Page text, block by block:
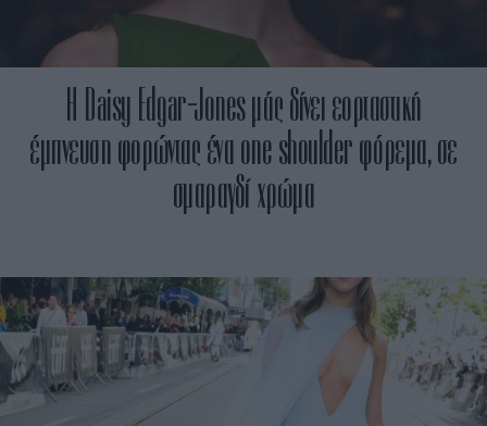
Η Daisy Edgar-Jones μάς δίνει εορταστική
έμπνευση φορώντας ένα one shoulder φόρεμα, σε
σμαραγδί χρώμα